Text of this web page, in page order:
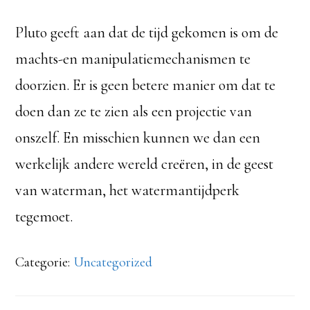
Pluto geeft aan dat de tijd gekomen is om de
machts-en manipulatiemechanismen te
doorzien. Er is geen betere manier om dat te
doen dan ze te zien als een projectie van
onszelf. En misschien kunnen we dan een
werkelijk andere wereld creëren, in de geest
van waterman, het watermantijdperk
tegemoet.
Categorie: Uncategorized